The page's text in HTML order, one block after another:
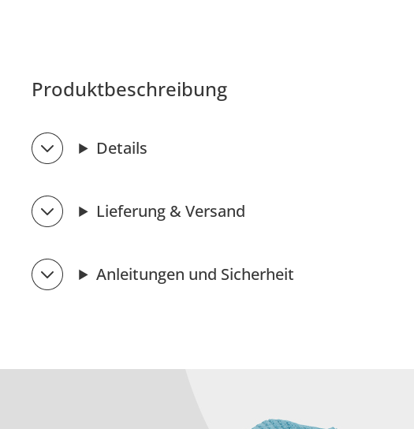
Produktbeschreibung
Details
Lieferung & Versand
Anleitungen und Sicherheit